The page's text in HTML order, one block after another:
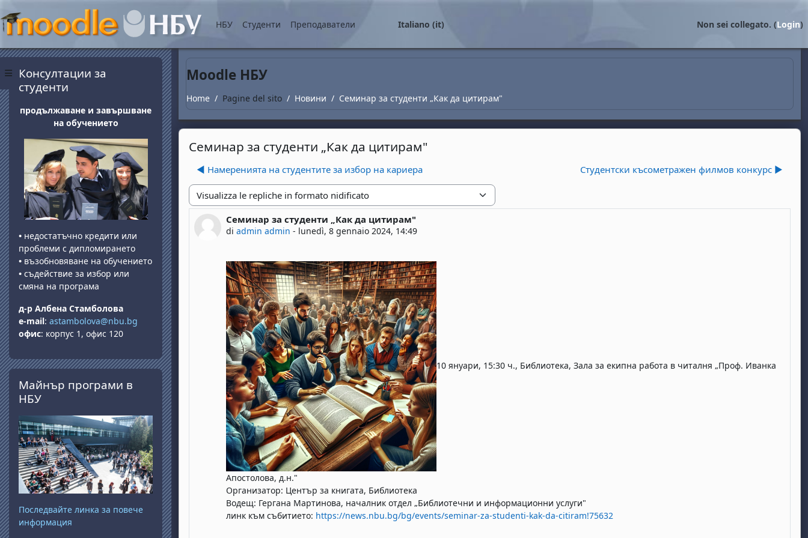
Pannello laterale
НБУ Студенти Преподаватели Italiano ‎(it)‎ Non sei collegato. (Login)
Moodle НБУ
Home Pagine del sito Новини Семинар за студенти „Как да цитирам"
Семинар за студенти „Как да цитирам"
◀︎ Намеренията на студентите за избор на кариера Студентски късометражен филмов конкурс ▶︎
Modalità visualizzazione
Семинар за студенти „Как да цитирам"
di admin admin - lunedì, 8 gennaio 2024, 14:49
Numero di risposte: 0
10 януари, 15:30 ч., Библиотека, Зала за екипна работа в читалня „Проф. Иванка
Апостолова, д.н."
Организатор: Център за книгата, Библиотека
Водещ: Гергана Мартинова, началник отдел „Библиотечни и информационни услуги"
линк към събитието: https://news.nbu.bg/bg/events/seminar-za-studenti-kak-da-citiram!75632
Blocchi
Консултации за
студенти
продължаване и завършване
на обучението
• недостатъчно кредити или
проблеми с дипломирането
• възобновяване на обучението
• съдействие за избор или
смяна на програма
д-р Албена Стамболова
e-mail: astambolova@nbu.bg
офис: корпус 1, офис 120
Salta Майнър програми в НБУ
Майнър програми в
НБУ
Последвайте линка за повече
информация